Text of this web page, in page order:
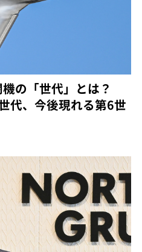
の「世代」とは？
、今後現れる第6世